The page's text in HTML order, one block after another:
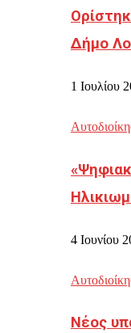
Δήμο
1 Ιουλίου
4 Ιουνίου
Νέος